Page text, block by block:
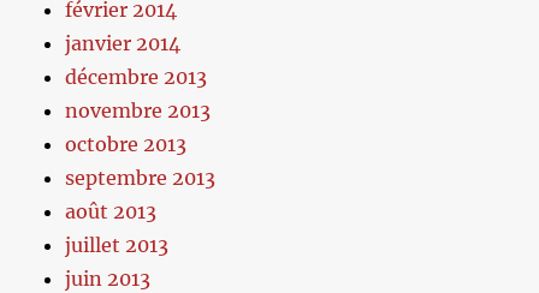
février 2014
janvier 2014
décembre 2013
novembre 2013
octobre 2013
septembre 2013
août 2013
juillet 2013
juin 2013